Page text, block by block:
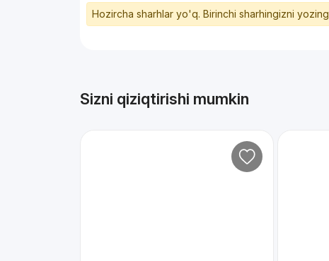
Hozircha sharhlar yo'q. Birinchi sharhingizni yozing
Sizni qiziqtirishi mumkin